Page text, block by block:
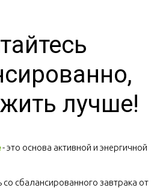
лучше!
- это основа активной и энергичной
сбалансированного завтрака от